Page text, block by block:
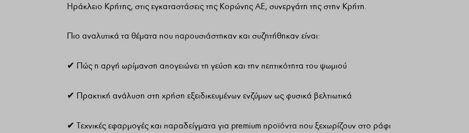
Ηράκλειο Κρήτης, στις εγκαταστάσεις της Κορώνης ΑΕ, συνεργάτη της στην Κρήτη.
Πιο αναλυτικά τα θέματα που παρουσιάστηκαν και συζητήθηκαν είναι:
✔ Πώς η αργή ωρίμανση απογειώνει τη γεύση και την πεπτικότητα του ψωμιού
✔ Πρακτική ανάλυση στη χρήση εξειδικευμένων ενζύμων ως φυσικά βελτιωτικά
✔ Τεχνικές εφαρμογές και παραδείγματα για premium προϊόντα που ξεχωρίζουν στο ράφι